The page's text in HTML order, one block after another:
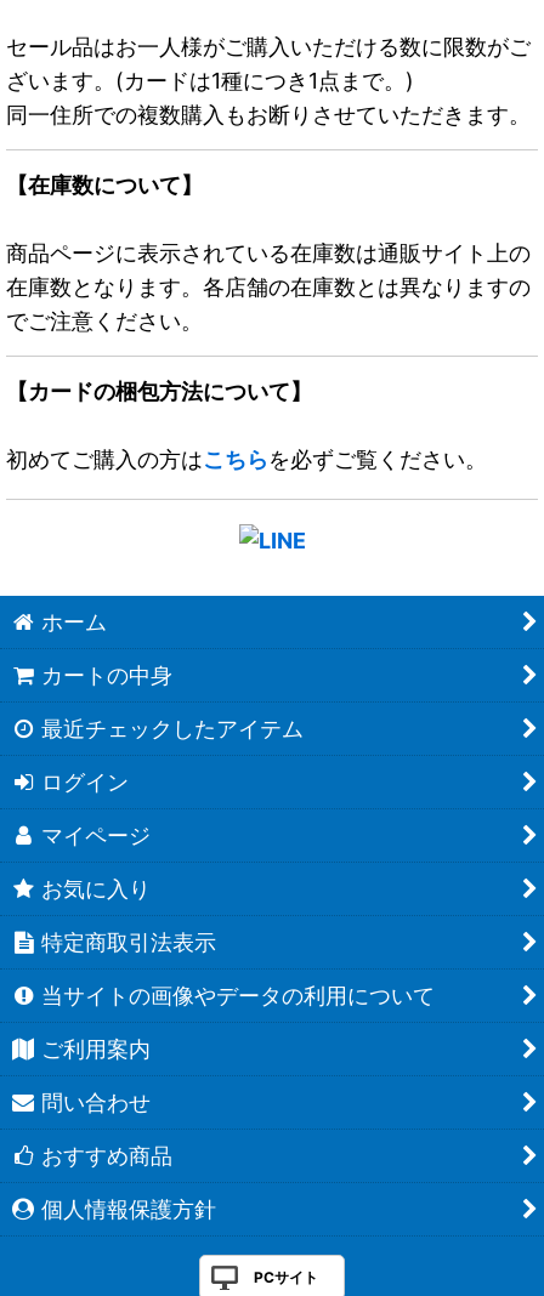
セール品はお一人様がご購入いただける数に限数がご
ざいます。(カードは1種につき1点まで。)
同一住所での複数購入もお断りさせていただきます。
【在庫数について】
商品ページに表示されている在庫数は通販サイト上の
在庫数となります。各店舗の在庫数とは異なりますの
でご注意ください。
【カードの梱包方法について】
初めてご購入の方はこちらを必ずご覧ください。
ホーム
カートの中身
最近チェックしたアイテム
ログイン
マイページ
お気に入り
特定商取引法表示
当サイトの画像やデータの利用について
ご利用案内
問い合わせ
おすすめ商品
個人情報保護方針
PCサイト